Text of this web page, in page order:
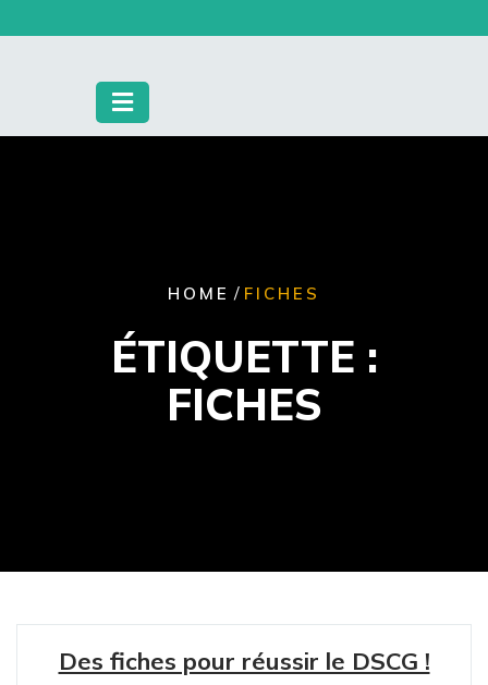
to
HOME / FICHES
ÉTIQUETTE :
FICHES
Des fiches pour réussir le DSCG !